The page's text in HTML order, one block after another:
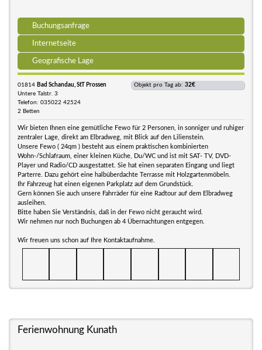
Buchungsanfrage
Internetseite
Geografische Lage
01814 Bad Schandau, StT Prossen
Untere Talstr. 3
Telefon: 035022 42524
2 Betten
Objekt pro Tag ab: 32€
Wir bieten Ihnen eine gemütliche Fewo für 2 Personen, in sonniger und ruhiger
zentraler Lage, direkt am Elbradweg, mit Blick auf den Lilienstein.
Unsere Fewo ( 24qm ) besteht aus einem praktischen kombinierten
Wohn-/Schlafraum, einer kleinen Küche, Du/WC und ist mit SAT- TV, DVD-
Player und Radio/CD ausgestattet. Sie hat einen separaten Eingang und liegt
Parterre. Dazu gehört eine halbüberdachte Terrasse mit Holzgartenmöbeln.
Ihr Fahrzeug hat einen eigenen Parkplatz auf dem Grundstück.
Gern können Sie auch unsere Fahrräder für eine Radtour auf dem Elbradweg
ausleihen.
Bitte haben Sie Verständnis, daß in der Fewo nicht geraucht wird.
Wir nehmen nur noch Buchungen ab 4 Übernachtungen entgegen.
Wir freuen uns schon auf Ihre Kontaktaufnahme.
Ferienwohnung Kunath